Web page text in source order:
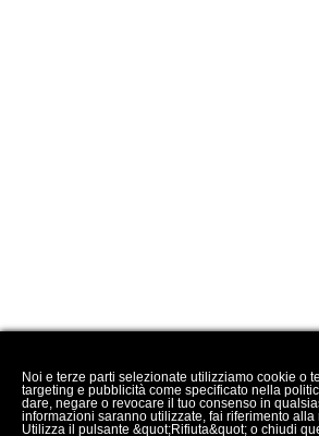
Noi e terze parti selezionate utilizziamo cookie o
targeting e pubblicità come specificato nella
dare, negare o revocare il tuo consenso in
informazioni saranno utilizzate, fai riferimento
Utilizza il pulsante &quot;Rifiuta&quot; o chiudi